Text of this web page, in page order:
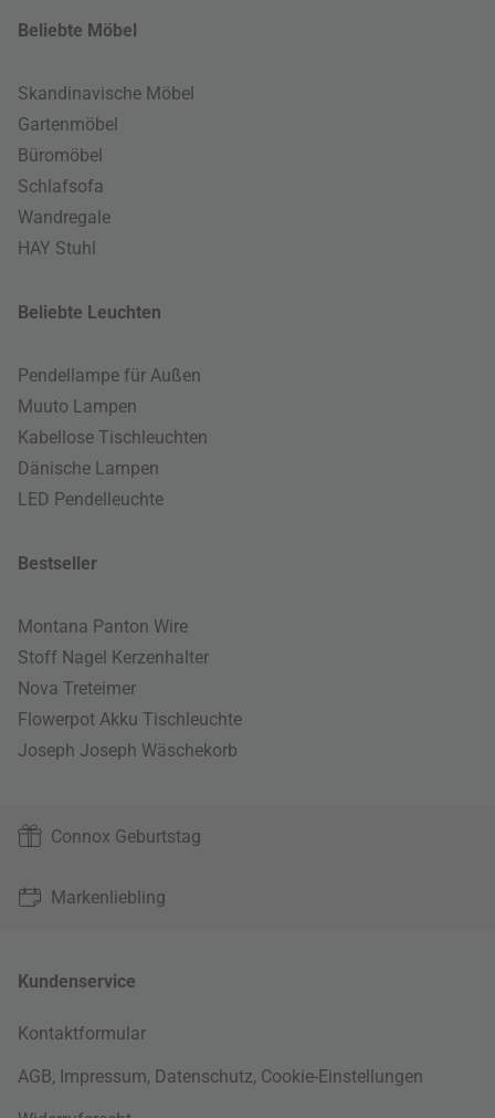
Beliebte Möbel
Skandinavische Möbel
Gartenmöbel
Büromöbel
Schlafsofa
Wandregale
HAY Stuhl
Beliebte Leuchten
Pendellampe für Außen
Muuto Lampen
Kabellose Tischleuchten
Dänische Lampen
LED Pendelleuchte
Bestseller
Montana Panton Wire
Stoff Nagel Kerzenhalter
Nova Treteimer
Flowerpot Akku Tischleuchte
Joseph Joseph Wäschekorb
Connox Geburtstag
Markenliebling
Kundenservice
Kontaktformular
AGB, Impressum, Datenschutz, Cookie-Einstellungen